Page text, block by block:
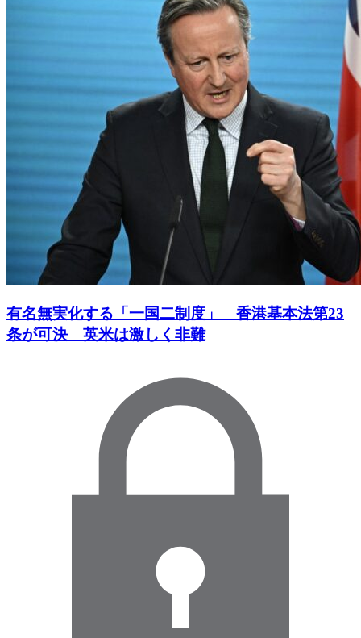
有名無実化する「一国二制度」 香港基本法第23
条が可決 英米は激しく非難